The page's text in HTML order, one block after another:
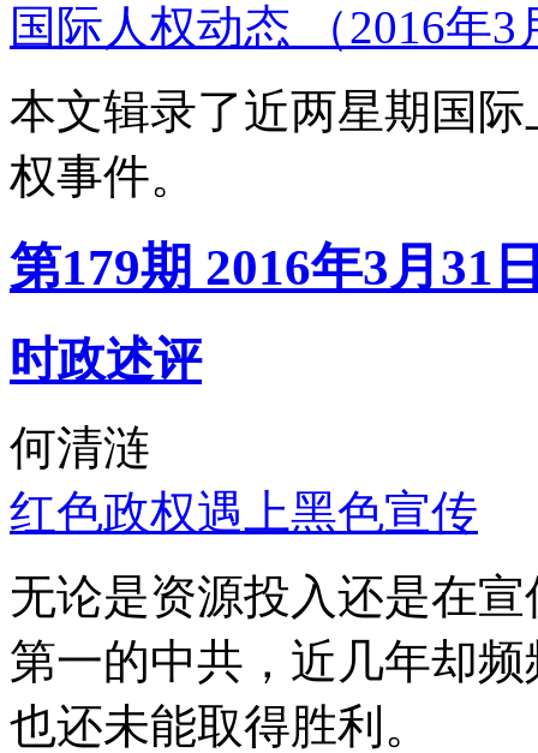
国际人权动态 （2016年
本文辑录了近两星期国
权事件。
第179期 2016年3月31
时政述评
何清涟
红色政权遇上黑色宣传
无论是资源投入还是在
第一的中共，近几年却
也还未能取得胜利。